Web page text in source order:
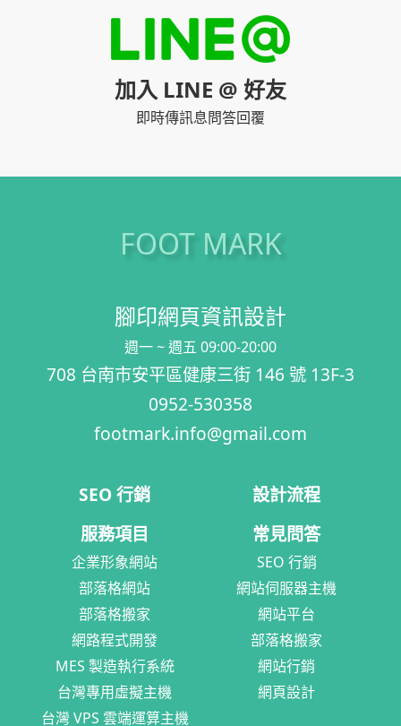
加入 LINE @ 好友
即時傳訊息問答回覆
FOOT MARK
腳印網頁資訊設計
週一 ~ 週五 09:00-20:00
708 台南市安平區健康三街 146 號 13F-3
0952-530358
footmark.info@gmail.com
SEO 行銷
服務項目
企業形象網站
部落格網站
部落格搬家
網路程式開發
MES 製造執行系統
台灣專用虛擬主機
台灣 VPS 雲端運算主機
設計流程
常見問答
SEO 行銷
網站伺服器主機
網站平台
部落格搬家
網站行銷
網頁設計